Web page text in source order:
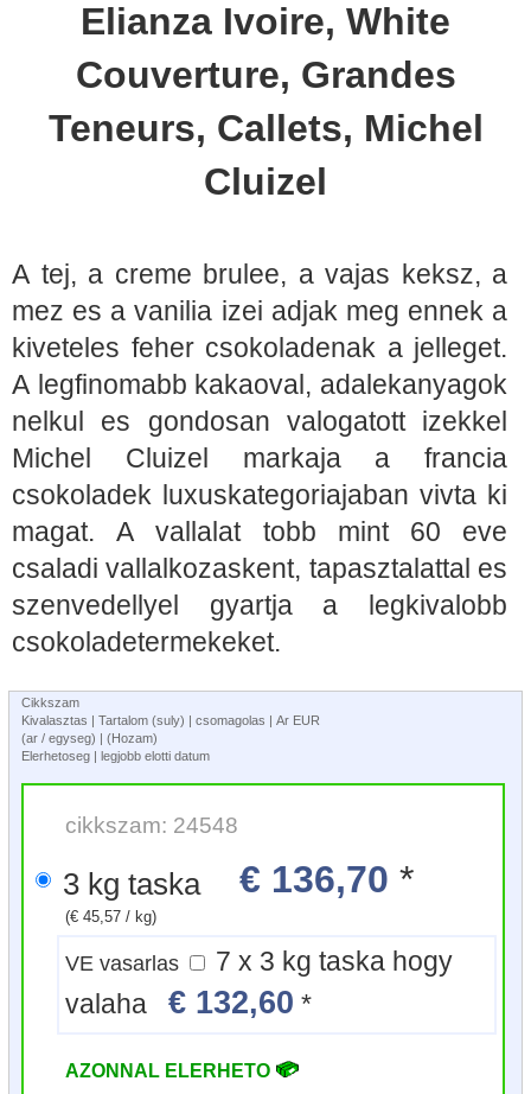
Elianza Ivoire, White
Couverture, Grandes
Teneurs, Callets, Michel
Cluizel
A tej, a creme brulee, a vajas keksz, a
mez es a vanilia izei adjak meg ennek a
kiveteles feher csokoladenak a jelleget.
A legfinomabb kakaoval, adalekanyagok
nelkul es gondosan valogatott izekkel
Michel Cluizel markaja a francia
csokoladek luxuskategoriajaban vivta ki
magat. A vallalat tobb mint 60 eve
csaladi vallalkozaskent, tapasztalattal es
szenvedellyel gyartja a legkivalobb
csokoladetermekeket.
Cikkszam
Kivalasztas | Tartalom (suly) | csomagolas | Ar EUR
(ar / egyseg) | (Hozam)
Elerhetoseg | legjobb elotti datum
cikkszam: 24548
3 kg taska € 136,70 *
(€ 45,57 / kg)
VE vasarlas
7 x 3 kg taska hogy
valaha€ 132,60 *
AZONNAL ELERHETO